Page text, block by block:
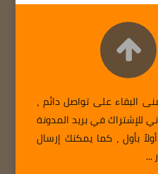
البقاء على تواصل دائم ،
للإشتراك في بريد المدونة
بأول ، كما يمكنك إرسال
...